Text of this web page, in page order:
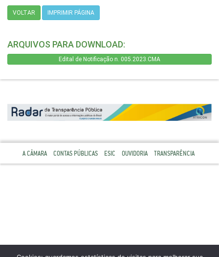
VOLTAR IMPRIMIR PÁGINA
ARQUIVOS PARA DOWNLOAD:
Edital de Notificação n. 005.2023.CMA
A CÂMARA CONTAS PÚBLICAS ESIC OUVIDORIA TRANSPARÊNCIA